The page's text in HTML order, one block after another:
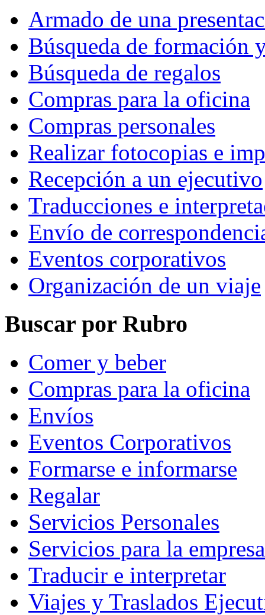
Armado de una
Búsqueda de formación
Búsqueda de regalos
Compras para la oficina
Compras personales
Realizar fotocopias e
Recepción a un ejecutivo
Traducciones e
Envío de
Eventos corporativos
Organización de un viaje
Buscar por Rubro
Comer y beber
Compras para la oficina
Envíos
Eventos Corporativos
Formarse e informarse
Regalar
Servicios Personales
Servicios para la empresa
Traducir e interpretar
Viajes y Traslados